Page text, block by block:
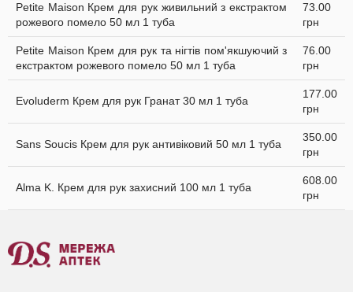
Petite Maison Крем для рук живильний з екстрактом
рожевого помело 50 мл 1 туба
73.00
грн
Petite Maison Крем для рук та нігтів пом'якшуючий з
екстрактом рожевого помело 50 мл 1 туба
76.00
грн
Evoluderm Крем для рук Гранат 30 мл 1 туба
177.00
грн
Sans Soucis Крем для рук антивіковий 50 мл 1 туба
350.00
грн
Alma K. Крем для рук захисний 100 мл 1 туба
608.00
грн